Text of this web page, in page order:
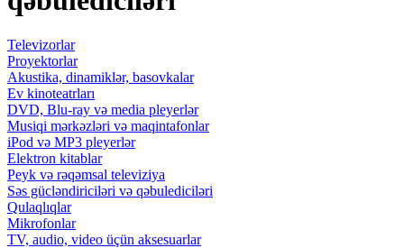
Televizorlar
Proyektorlar
Akustika, dinamiklər, basovkalar
Ev kinoteatrları
DVD, Blu-ray və media pleyerlər
Musiqi mərkəzləri və maqintafonlar
iPod və MP3 pleyerlər
Elektron kitablar
Peyk və rəqəmsal televiziya
Səs gücləndiriciləri və qəbulediciləri
Qulaqlıqlar
Mikrofonlar
TV, audio, video üçün aksesuarlar